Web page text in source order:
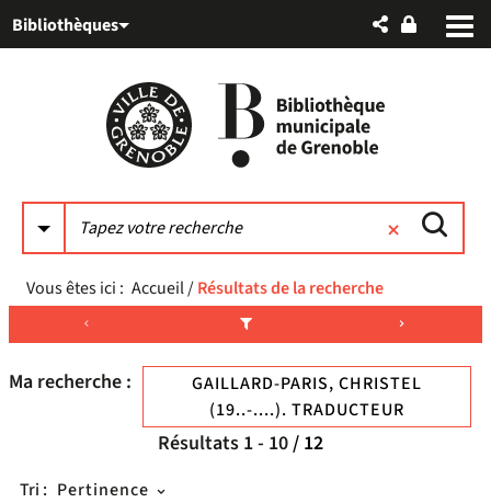
au
auBibliothèques
Vous êtes ici : Accueil/Résultats de la recherche
Ma recherche :
GAILLARD-PARIS, CHRISTEL
(19..-....). TRADUCTEUR
Résultats 1- 10/ 12
Tri : Pertinence